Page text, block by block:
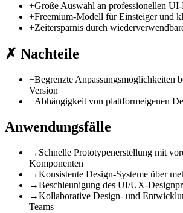
+Große Auswahl an professionellen
+Freemium-Modell für Einsteiger und
+Zeitersparnis durch
✗ Nachteile
−Begrenzte Anpassungsmöglichkeiten
Version
−Abhängigkeit von plattformeigenen
Anwendungsfälle
→ Schnelle Prototypenerstellung mit
Komponenten
→Konsistente Design-Systeme über
→Beschleunigung des UI/UX-
→Kollaborative Design- und
Teams